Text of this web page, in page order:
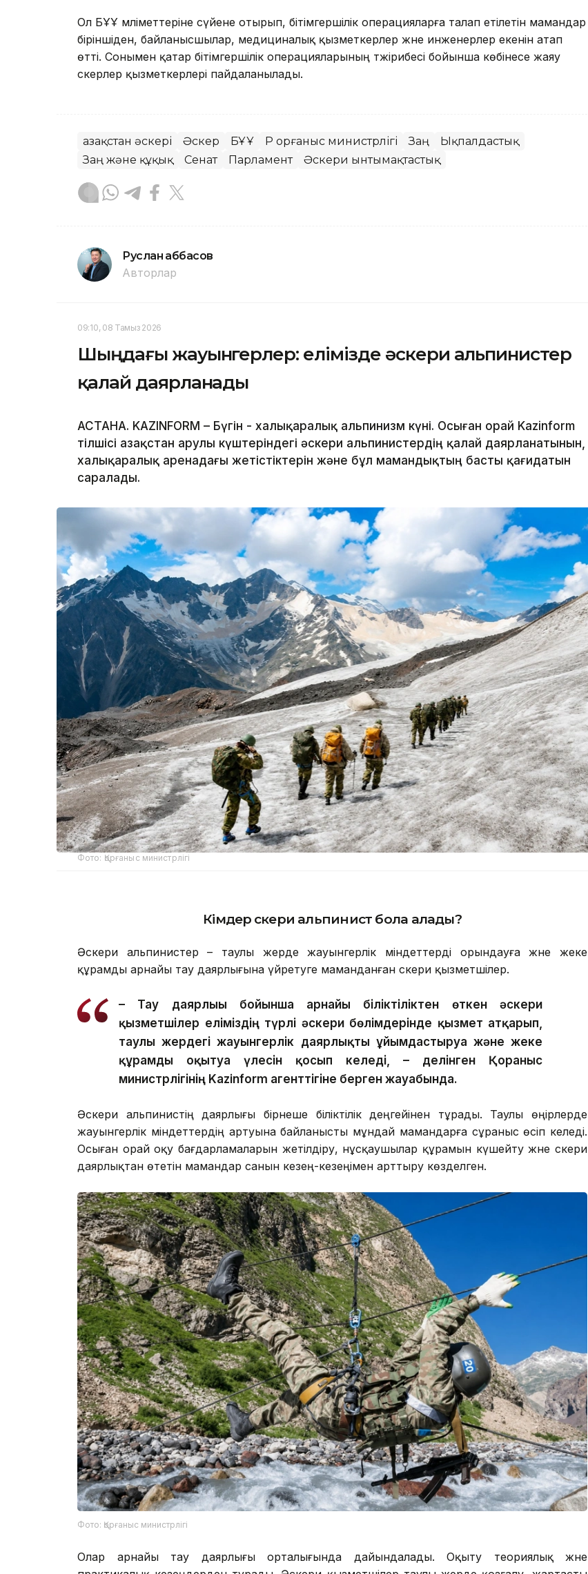
Ол БҰҰ мәліметтеріне сүйене отырып, бітімгершілік операцияларға талап етілетін мамандар
біріншіден, байланысшылар, медициналық қызметкерлер және инженерлер екенін атап
өтті. Сонымен қатар бітімгершілік операцияларының тәжірибесі бойынша көбінесе жаяу
әскерлер қызметкерлері пайдаланылады.
Қазақстан әскері Әскер БҰҰ ҚР Қорғаныс министрлігі Заң
Ықпалдастық
Заң және құқық
Сенат Парламент Әскери ынтымақтастық
Руслан Ғаббасов
Авторлар
09:10, 08 Тамыз 2026
Шыңдағы жауынгерлер: елімізде әскери альпинистер
қалай даярланады
АСТАНА. KAZINFORM – Бүгін - халықаралық альпинизм күні. Осыған орай Kazinform
тілшісі Қазақстан Қарулы күштеріндегі әскери альпинистердің қалай даярланатынын,
халықаралық аренадағы жетістіктерін және бұл мамандықтың басты қағидатын
саралады.
Фото: Қорғаныс министрлігі
Кімдер әскери альпинист бола алады?
Әскери альпинистер – таулы жерде жауынгерлік міндеттерді орындауға және жеке
құрамды арнайы тау даярлығына үйретуге маманданған әскери қызметшілер.
– Тау даярлығы бойынша арнайы біліктіліктен өткен әскери
қызметшілер еліміздің түрлі әскери бөлімдерінде қызмет атқарып,
таулы жердегі жауынгерлік даярлықты ұйымдастыруға және жеке
құрамды оқытуға үлесін қосып келеді, – делінген Қорғаныс
министрлігінің Kazinform агенттігіне берген жауабында.
Әскери альпинистің даярлығы бірнеше біліктілік деңгейінен тұрады. Таулы өңірлерде
жауынгерлік міндеттердің артуына байланысты мұндай мамандарға сұраныс өсіп келеді.
Осыған орай оқу бағдарламаларын жетілдіру, нұсқаушылар құрамын күшейту және әскери
даярлықтан өтетін мамандар санын кезең-кезеңімен арттыру көзделген.
Фото: Қорғаныс министрлігі
Олар арнайы тау даярлығы орталығында дайындалады. Оқыту теориялық және